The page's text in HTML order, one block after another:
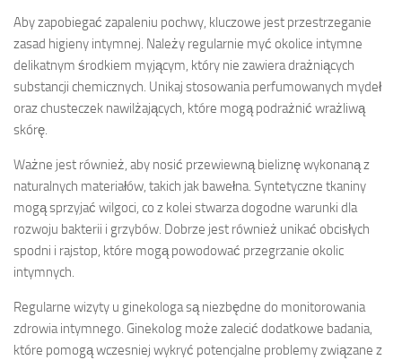
Aby zapobiegać zapaleniu pochwy, kluczowe jest przestrzeganie
zasad higieny intymnej. Należy regularnie myć okolice intymne
delikatnym środkiem myjącym, który nie zawiera drażniących
substancji chemicznych. Unikaj stosowania perfumowanych mydeł
oraz chusteczek nawilżających, które mogą podrażnić wrażliwą
skórę.
Ważne jest również, aby nosić przewiewną bieliznę wykonaną z
naturalnych materiałów, takich jak bawełna. Syntetyczne tkaniny
mogą sprzyjać wilgoci, co z kolei stwarza dogodne warunki dla
rozwoju bakterii i grzybów. Dobrze jest również unikać obcisłych
spodni i rajstop, które mogą powodować przegrzanie okolic
intymnych.
Regularne wizyty u ginekologa są niezbędne do monitorowania
zdrowia intymnego. Ginekolog może zalecić dodatkowe badania,
które pomogą wczesniej wykryć potencjalne problemy związane z